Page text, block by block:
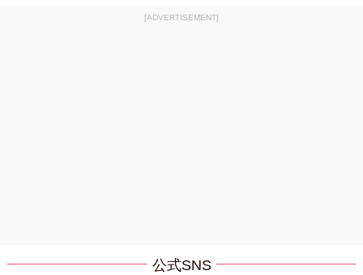
[ADVERTISEMENT]
公式SNS